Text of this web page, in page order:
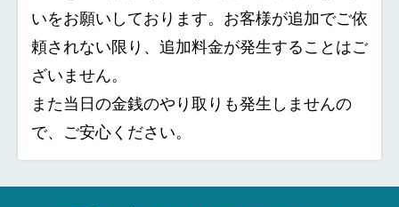
いをお願いしております。お客様が追加でご依
頼されない限り、追加料金が発生することはご
ざいません。
また当日の金銭のやり取りも発生しませんの
で、ご安心ください。